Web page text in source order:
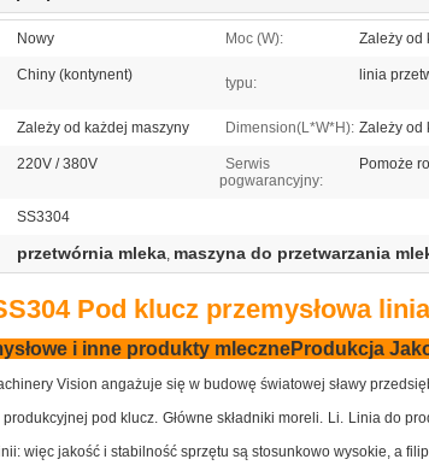
Nowy Moc (W): Zależy od
Chiny (kontynent) typu: linia
Zależy od każdej maszyny Dimension(L*W*H): Zależy od
220V / 380V
Serwis
pogwarancyjny:
Pomoże
SS3304
przetwórnia mleka, maszyna do przetwarzania
Pod klucz przemysłowa
i inne produkty mleczneProdukcja
Vision angażuje się w budowę światowej sławy
pod klucz. Główne składniki moreli. Li. Linia do
więc jakość i stabilność sprzętu są stosunkowo wysokie, a